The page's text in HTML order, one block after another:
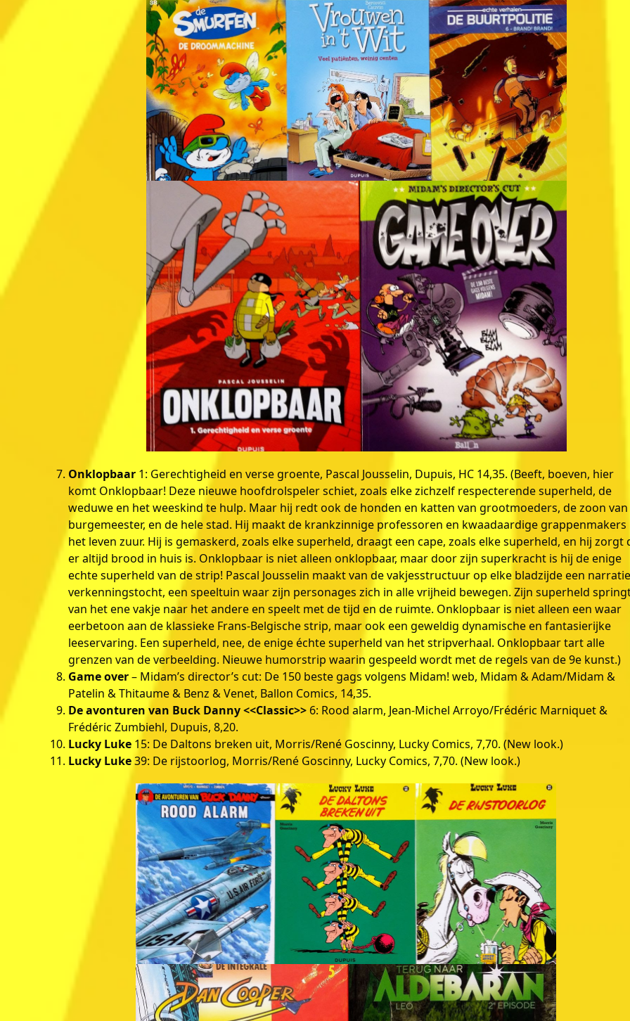
Onklopbaar 1: Gerechtigheid en verse groente, Pascal Jousselin, Dupuis, HC 14,35. (Beeft, boeven, hier
komt Onklopbaar! Deze nieuwe hoofdrolspeler schiet, zoals elke zichzelf respecterende superheld, de
weduwe en het weeskind te hulp. Maar hij redt ook de honden en katten van grootmoeders, de zoon
burgemeester, en de hele stad. Hij maakt de krankzinnige professoren en kwaadaardige grappenmakers
het leven zuur. Hij is gemaskerd, zoals elke superheld, draagt een cape, zoals elke superheld, en hij zorgt
er altijd brood in huis is. Onklopbaar is niet alleen onklopbaar, maar door zijn superkracht is hij de enige
echte superheld van de strip! Pascal Jousselin maakt van de vakjesstructuur op elke bladzijde een
verkenningstocht, een speeltuin waar zijn personages zich in alle vrijheid bewegen. Zijn superheld
van het ene vakje naar het andere en speelt met de tijd en de ruimte. Onklopbaar is niet alleen een waar
eerbetoon aan de klassieke Frans-Belgische strip, maar ook een geweldig dynamische en fantasierijke
leeservaring. Een superheld, nee, de enige échte superheld van het stripverhaal. Onklopbaar tart alle
grenzen van de verbeelding. Nieuwe humorstrip waarin gespeeld wordt met de regels van de 9e kunst.)
Game over– Midam’s director’s cut: De 150 beste gags volgens Midam! web, Midam & Adam/Midam &
Patelin & Thitaume & Benz & Venet, Ballon Comics, 14,35.
De avonturen van Buck Danny <<Classic>> 6: Rood alarm, Jean-Michel Arroyo/Frédéric Marniquet &
Frédéric Zumbiehl, Dupuis, 8,20.
Lucky Luke 15: De Daltons breken uit, Morris/René Goscinny, Lucky Comics, 7,70. (New look.)
Lucky Luke39: De rijstoorlog, Morris/René Goscinny, Lucky Comics, 7,70. (New look.)